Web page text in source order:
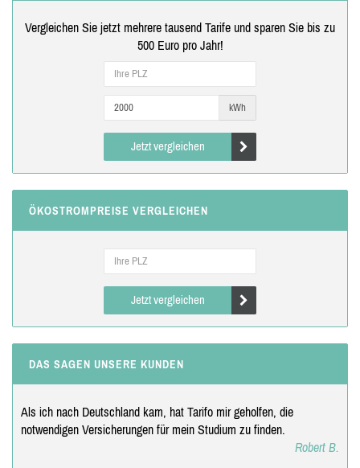
Vergleichen Sie jetzt mehrere tausend Tarife und sparen Sie bis zu
500 Euro pro Jahr!
kWh
Jetzt vergleichen
ÖKOSTROMPREISE VERGLEICHEN
Jetzt vergleichen
DAS SAGEN UNSERE KUNDEN
Als ich nach Deutschland kam, hat Tarifo mir geholfen, die
notwendigen Versicherungen für mein Studium zu finden.
Robert B.